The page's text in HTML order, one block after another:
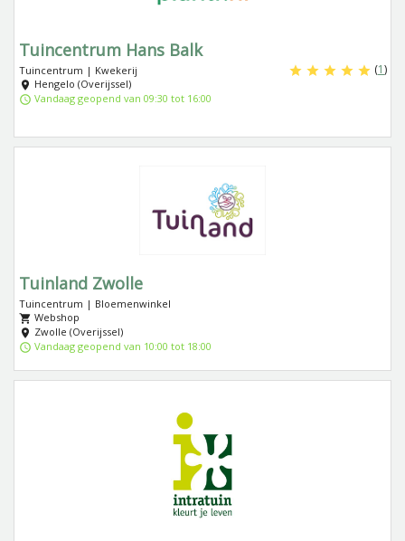
Tuincentrum Hans Balk
(1)
Tuincentrum | Kwekerij
Hengelo (Overijssel)
Vandaag geopend van 09:30 tot 16:00
Tuinland Zwolle
Tuincentrum | Bloemenwinkel
Webshop
Zwolle (Overijssel)
Vandaag geopend van 10:00 tot 18:00